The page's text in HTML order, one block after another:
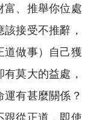
富、推舉你位處
接受不推辭，
道做事）自己獲
莫大的益處，
有甚麼關係？
跟從正道，即使